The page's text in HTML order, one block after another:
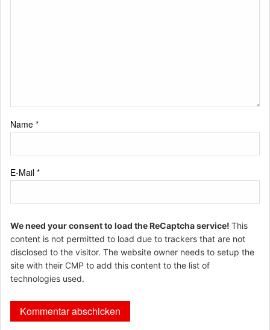
Name *
E-Mail *
We need your consent to load the ReCaptcha service! This
content is not permitted to load due to trackers that are not
disclosed to the visitor. The website owner needs to setup the
site with their CMP to add this content to the list of
technologies used.